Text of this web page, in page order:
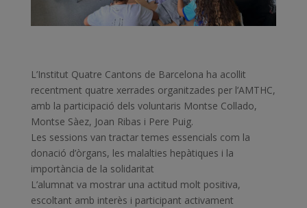
L’Institut Quatre Cantons de Barcelona ha acollit
recentment quatre xerrades organitzades per l’AMTHC,
amb la participació dels voluntaris Montse Collado,
Montse Sàez, Joan Ribas i Pere Puig.
Les sessions van tractar temes essencials com la
donació d’òrgans, les malalties hepàtiques i la
importància de la solidaritat
L’alumnat va mostrar una actitud molt positiva,
escoltant amb interès i participant activament